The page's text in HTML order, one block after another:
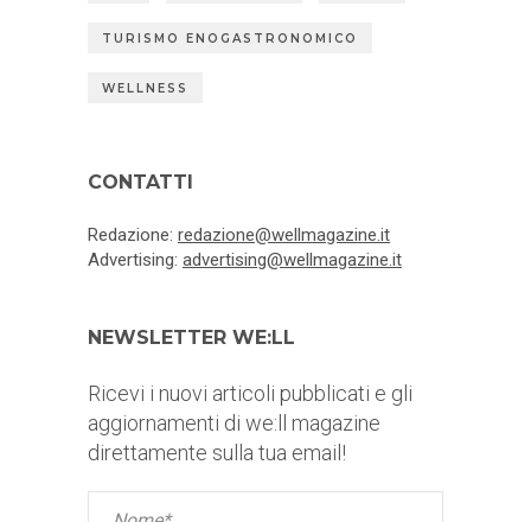
TURISMO ENOGASTRONOMICO
WELLNESS
CONTATTI
Redazione: redazione@wellmagazine.it
Advertising: advertising@wellmagazine.it
NEWSLETTER WE:LL
Ricevi i nuovi articoli pubblicati e gli
aggiornamenti di we:ll magazine
direttamente sulla tua email!